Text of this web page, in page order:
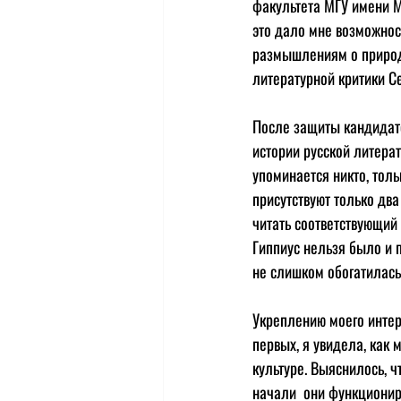
факультета МГУ имени
это дало мне
размышлениям о
литературной критики
После защиты
истории русской
упоминается никто,
присутствуют только
читать
Гиппиус нельзя было и
не слишком
Укреплению моего
первых, я увидела, как
культуре. Выяснилось,
начали  они